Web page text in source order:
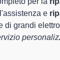
territorio di
il
tipologie